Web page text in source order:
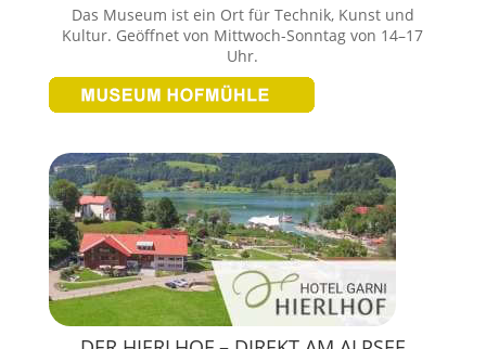
Das Museum ist ein Ort für Technik, Kunst und
Kultur. Geöffnet von Mittwoch-Sonntag von 14–17
Uhr.